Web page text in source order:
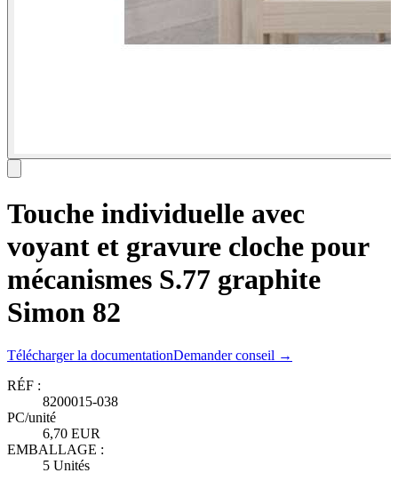
Touche individuelle avec
voyant et gravure cloche pour
mécanismes S.77 graphite
Simon 82
Télécharger la documentationDemander conseil →
RÉF :
8200015-038
PC/unité
6,70 EUR
EMBALLAGE :
5 Unités